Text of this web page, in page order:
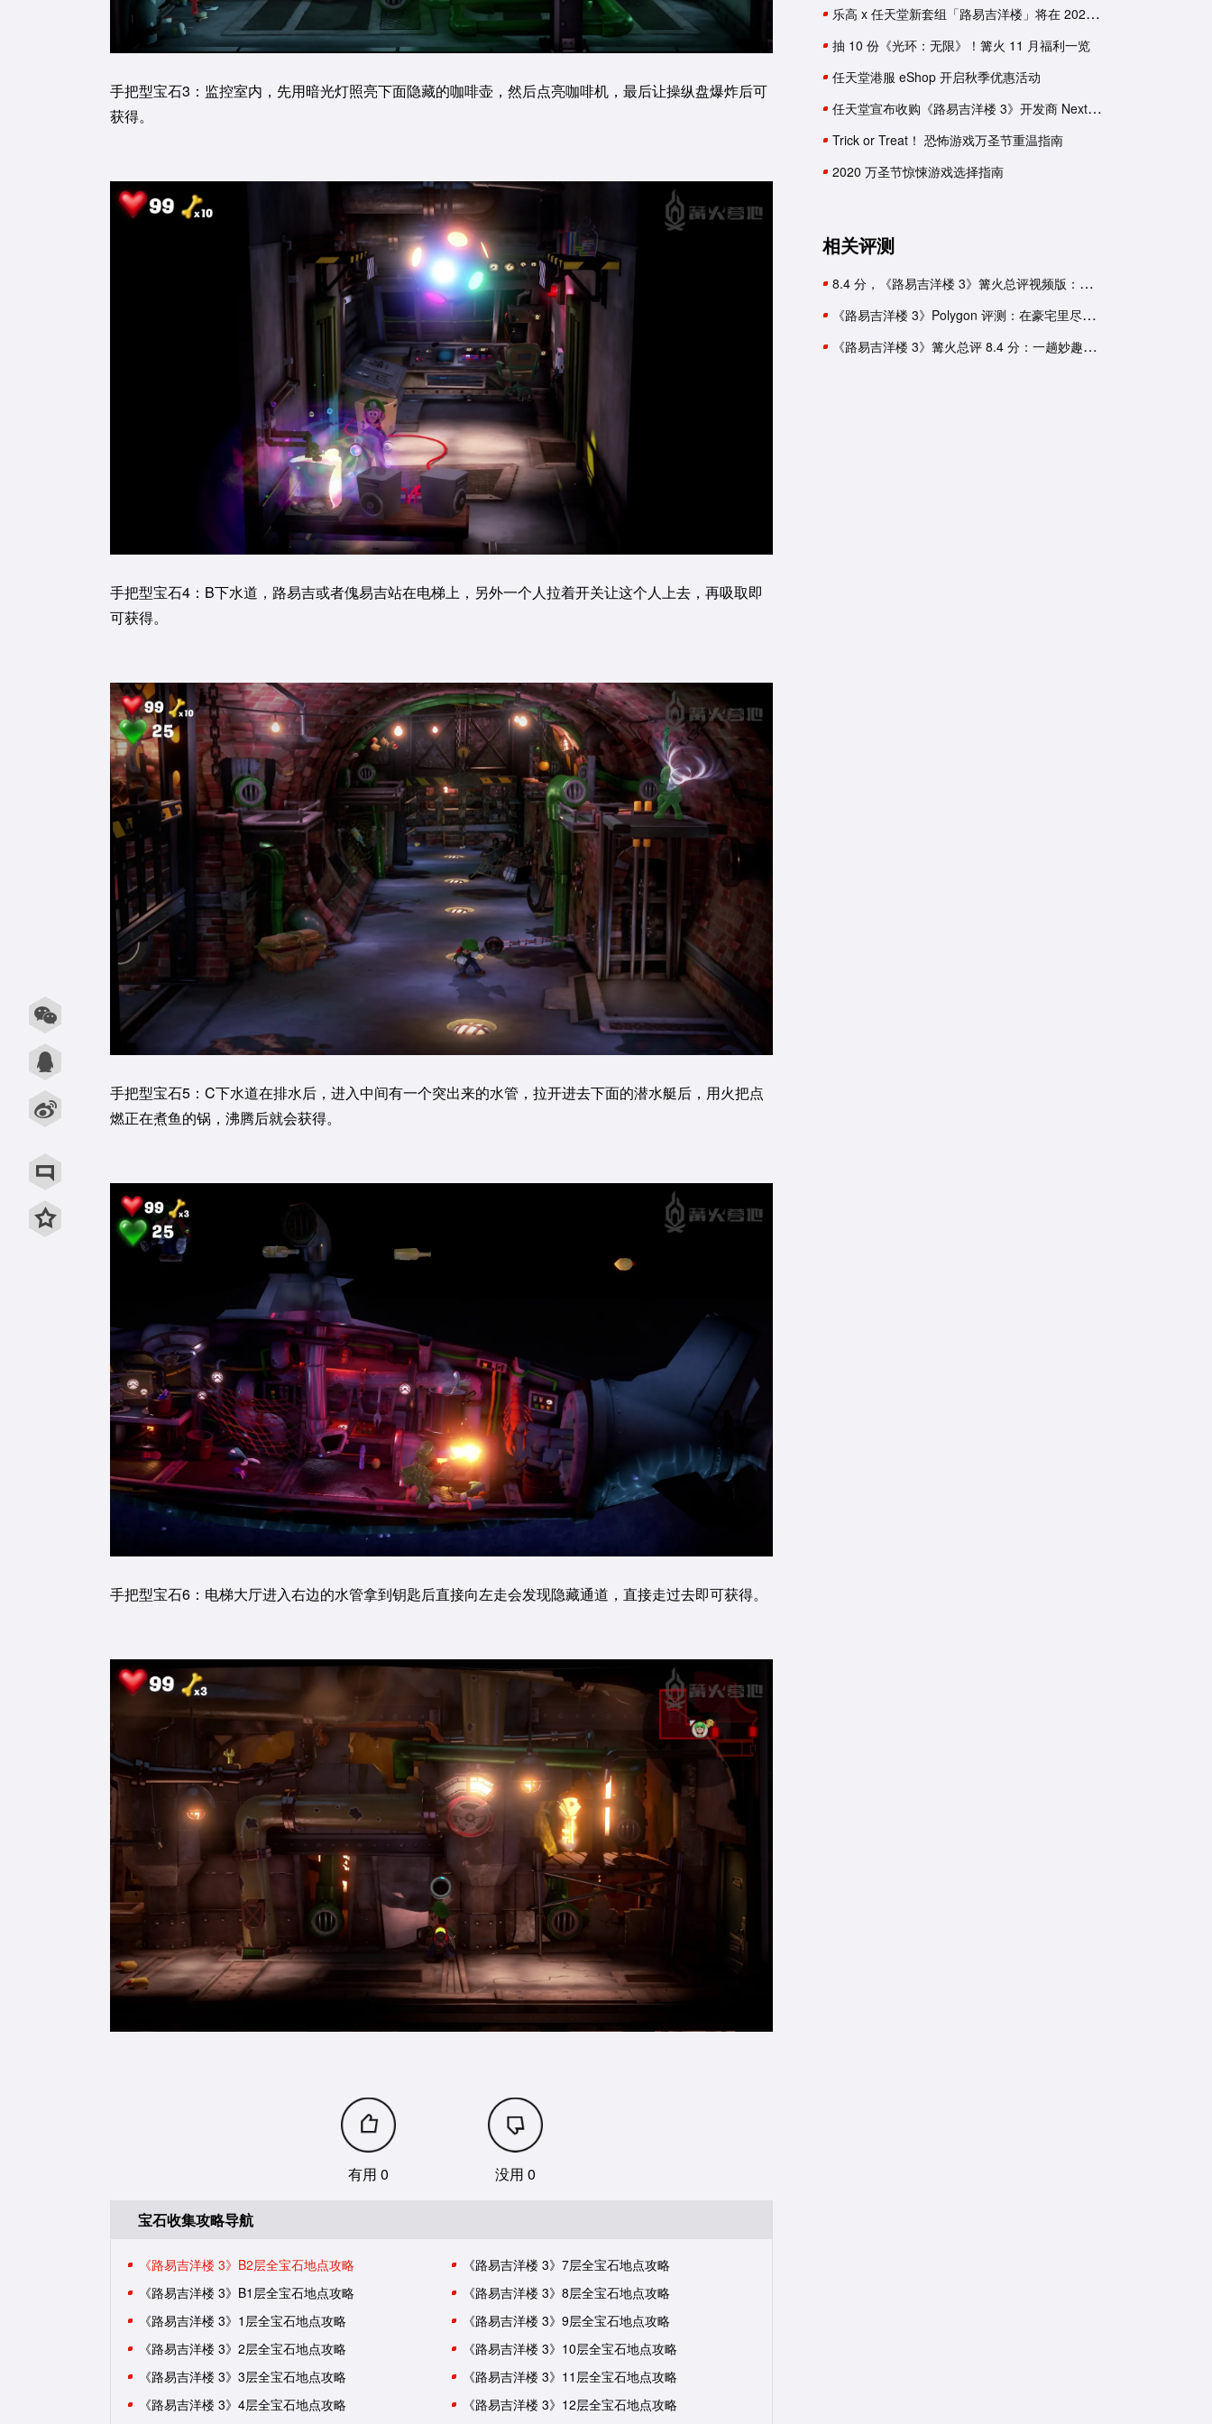
手把型宝石3：监控室内，先用暗光灯照亮下面隐藏的咖啡壶，然后点亮咖啡机，最后让操纵盘爆炸后可
获得。
手把型宝石4：B下水道，路易吉或者傀易吉站在电梯上，另外一个人拉着开关让这个人上去，再吸取即
可获得。
手把型宝石5：C下水道在排水后，进入中间有一个突出来的水管，拉开进去下面的潜水艇后，用火把点
燃正在煮鱼的锅，沸腾后就会获得。
手把型宝石6：电梯大厅进入右边的水管拿到钥匙后直接向左走会发现隐藏通道，直接走过去即可获得。
有用 0 没用 0
宝石收集攻略导航
《路易吉洋楼 3》B2层全宝石地点攻略
《路易吉洋楼 3》B1层全宝石地点攻略
《路易吉洋楼 3》1层全宝石地点攻略
《路易吉洋楼 3》2层全宝石地点攻略
《路易吉洋楼 3》3层全宝石地点攻略
《路易吉洋楼 3》4层全宝石地点攻略
《路易吉洋楼 3》7层全宝石地点攻略
《路易吉洋楼 3》8层全宝石地点攻略
《路易吉洋楼 3》9层全宝石地点攻略
《路易吉洋楼 3》10层全宝石地点攻略
《路易吉洋楼 3》11层全宝石地点攻略
《路易吉洋楼 3》12层全宝石地点攻略
乐高 x 任天堂新套组「路易吉洋楼」将在 2022 年初发售
抽 10 份《光环：无限》！篝火 11 月福利一览
任天堂港服 eShop 开启秋季优惠活动
任天堂宣布收购《路易吉洋楼 3》开发商 Next Level
Trick or Treat！ 恐怖游戏万圣节重温指南
2020 万圣节惊悚游戏选择指南
相关评测
8.4 分，《路易吉洋楼 3》篝火总评视频版：让人着迷的惊魂冒险之旅
《路易吉洋楼 3》Polygon 评测：在豪宅里尽情「吸鬼」是种什么体验？
《路易吉洋楼 3》篝火总评 8.4 分：一趟妙趣横生的捉鬼之旅
用微信扫描二维码
用QQ扫描二维码